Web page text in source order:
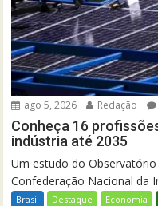
ago 5, 2026 Redação
Conheça 16
indústria até 2035
Um estudo do
Confederação Nacional da
Brasil Destaque Economia